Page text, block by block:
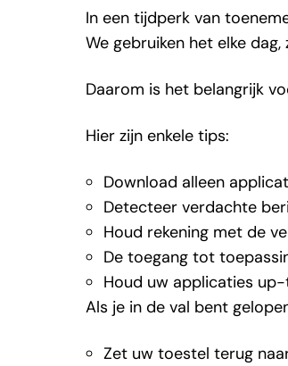
In een tijdperk van
We gebruiken het elke
Daarom is het belangrijk
Hier zijn enkele tips:
Download alleen
Detecteer verdachte
Houd rekening met de
De toegang tot
Houd uw applicaties
Als je in de val bent
Zet uw toestel terug